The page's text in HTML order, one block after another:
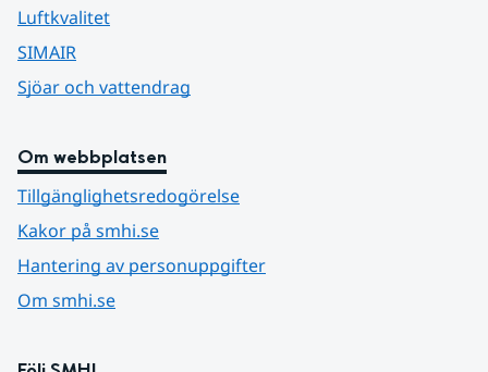
Luftkvalitet
SIMAIR
Sjöar och vattendrag
Om webbplatsen
Tillgänglighetsredogörelse
Kakor på smhi.se
Hantering av personuppgifter
Om smhi.se